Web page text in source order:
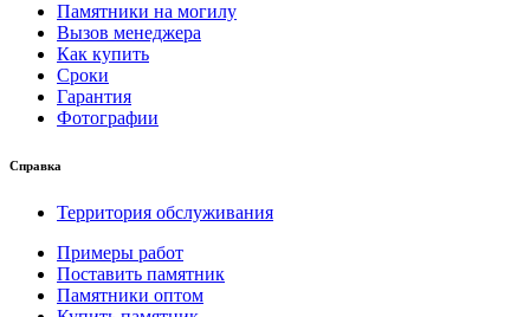
Памятники на могилу
Вызов менеджера
Как купить
Сроки
Гарантия
Фотографии
Справка
Территория обслуживания
Примеры работ
Поставить памятник
Памятники оптом